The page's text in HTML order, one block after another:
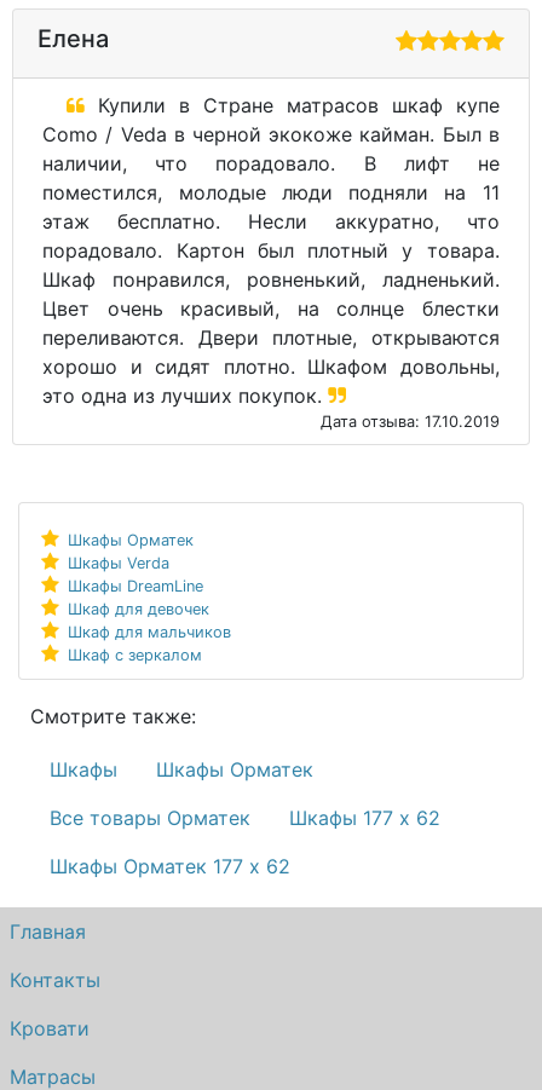
Елена
Купили в Стране матрасов шкаф купе
Como / Veda в черной экокоже кайман. Был в
наличии, что порадовало. В лифт не
поместился, молодые люди подняли на 11
этаж бесплатно. Несли аккуратно, что
порадовало. Картон был плотный у товара.
Шкаф понравился, ровненький, ладненький.
Цвет очень красивый, на солнце блестки
переливаются. Двери плотные, открываются
хорошо и сидят плотно. Шкафом довольны,
это одна из лучших покупок.
Дата отзыва: 17.10.2019
Шкафы Орматек
Шкафы Verda
Шкафы DreamLine
Шкаф для девочек
Шкаф для мальчиков
Шкаф с зеркалом
Смотрите также:
Шкафы
Шкафы Орматек
Все товары Орматек
Шкафы 177 x 62
Шкафы Орматек 177 x 62
Главная
Контакты
Кровати
Матрасы